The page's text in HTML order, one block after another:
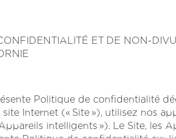
ET DE NON-
Politique de confidentialité
Internet (« Site »), utilisez nos
intelligents »). Le Site, les